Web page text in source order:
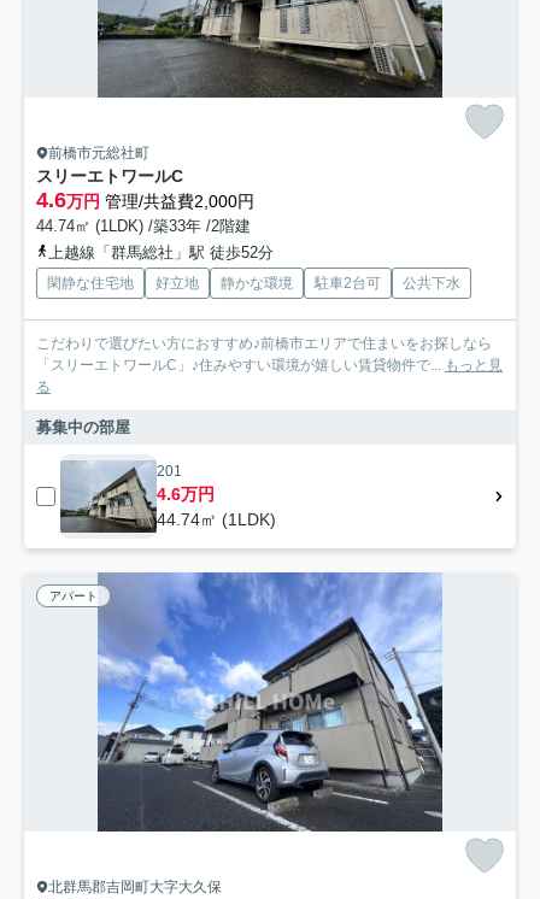
前橋市元総社町
スリーエトワールC
4.6万円 管理/共益費2,000円
44.74㎡ (1LDK) /築33年 /2階建
上越線「群馬総社」駅 徒歩52分
閑静な住宅地 好立地 静かな環境 駐車2台可 公共下水
こだわりで選びたい方におすすめ♪前橋市エリアで住まいをお探しなら
「スリーエトワールC」♪住みやすい環境が嬉しい賃貸物件で... もっと見
る
募集中の部屋
201
4.6万円
44.74㎡ (1LDK)
アパート
北群馬郡吉岡町大字大久保